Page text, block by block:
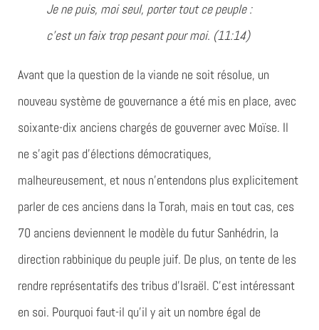
Je ne puis, moi seul, porter tout ce peuple :
c’est un faix trop pesant pour moi. (11:14)
Avant que la question de la viande ne soit résolue, un
nouveau système de gouvernance a été mis en place, avec
soixante-dix anciens chargés de gouverner avec Moïse. Il
ne s’agit pas d’élections démocratiques,
malheureusement, et nous n’entendons plus explicitement
parler de ces anciens dans la Torah, mais en tout cas, ces
70 anciens deviennent le modèle du futur Sanhédrin, la
direction rabbinique du peuple juif. De plus, on tente de les
rendre représentatifs des tribus d’Israël. C’est intéressant
en soi. Pourquoi faut-il qu’il y ait un nombre égal de